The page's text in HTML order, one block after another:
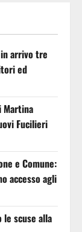
arrivo tre
ed
Martina
Fucilieri
e Comune:
accesso agli
le scuse alla